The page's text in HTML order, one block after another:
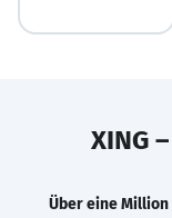
XING
Über eine Million